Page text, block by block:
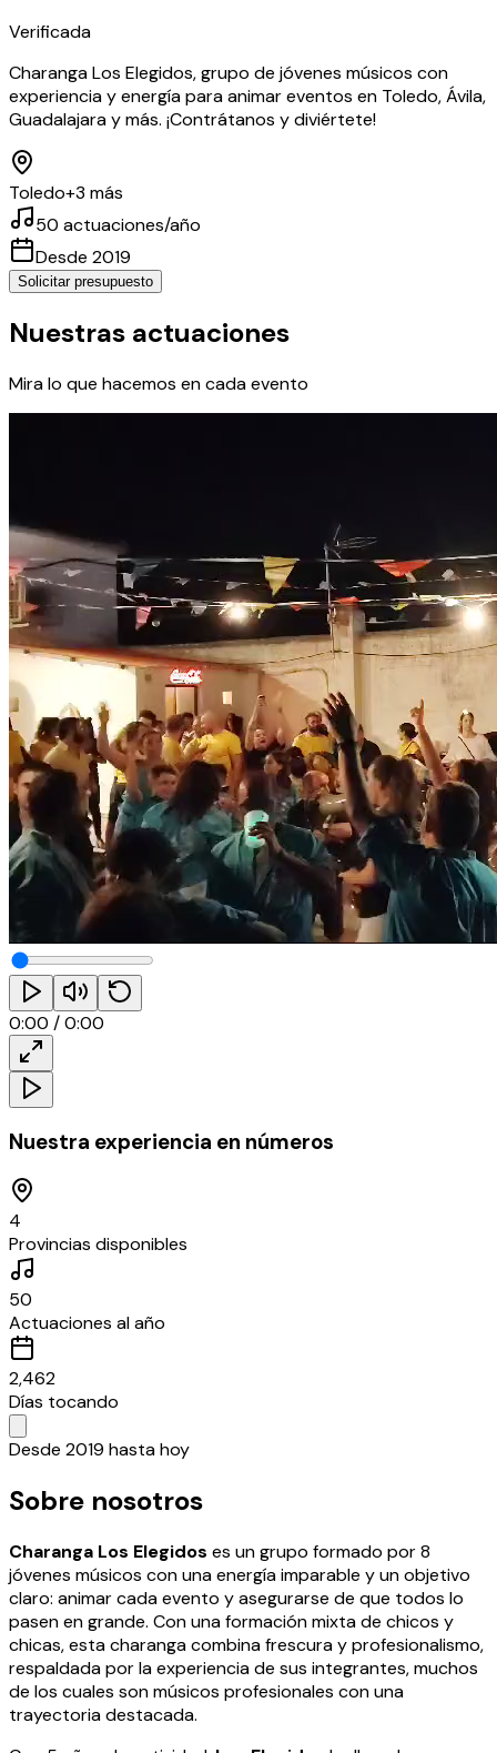
Verificada
Charanga Los Elegidos, grupo de jóvenes músicos con
experiencia y energía para animar eventos en Toledo, Ávila,
Guadalajara y más. ¡Contrátanos y diviértete!
Toledo+3 más
50 actuaciones/año
Desde 2019
Solicitar presupuesto
Nuestras actuaciones
Mira lo que hacemos en cada evento
0:00 /0:00
Nuestra experiencia en números
4
Provincias disponibles
50
Actuaciones al año
2,462
Días tocando
Desde 2019 hasta hoy
Sobre nosotros
Charanga Los Elegidos es un grupo formado por 8
jóvenes músicos con una energía imparable y un objetivo
claro: animar cada evento y asegurarse de que todos lo
pasen en grande. Con una formación mixta de chicos y
chicas, esta charanga combina frescura y profesionalismo,
respaldada por la experiencia de sus integrantes, muchos
de los cuales son músicos profesionales con una
trayectoria destacada.